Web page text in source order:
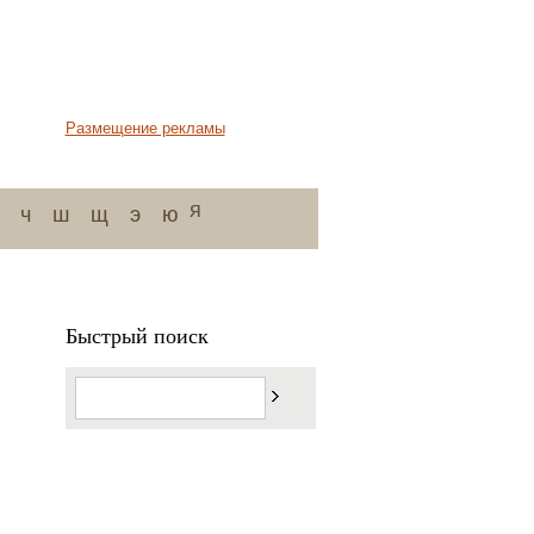
Размещение рекламы
ч ш щ э ю я
Быстрый поиск